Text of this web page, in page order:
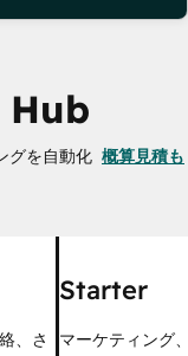
Hub
グを自動化 概算見積も
、さ
Starter
マーケティング